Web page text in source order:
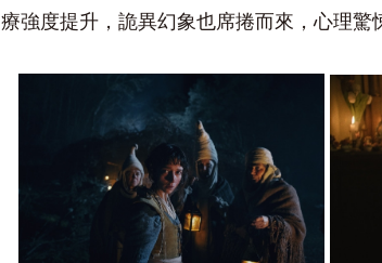
療強度提升，詭異幻象也席捲而來，心理驚